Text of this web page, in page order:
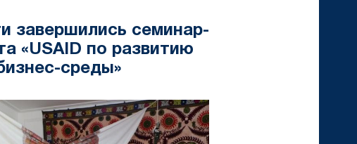
завершились семинар-
«USAID по развитию
среды»